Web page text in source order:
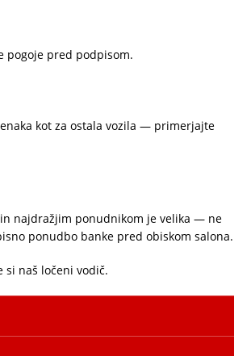
pogoje pred podpisom.
kot za ostala vozila — primerjajte
najdražjim ponudnikom je velika — ne
ponudbo banke pred obiskom salona.
si naš ločeni vodič.